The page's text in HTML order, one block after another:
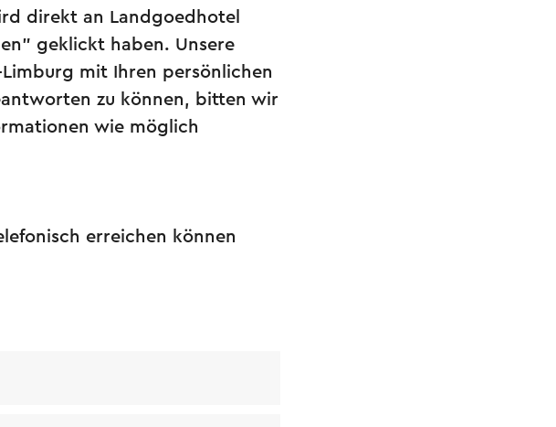
direkt an Landgoedhotel
geklickt haben. Unsere
mit Ihren persönlichen
zu können, bitten wir
wie möglich
erreichen können